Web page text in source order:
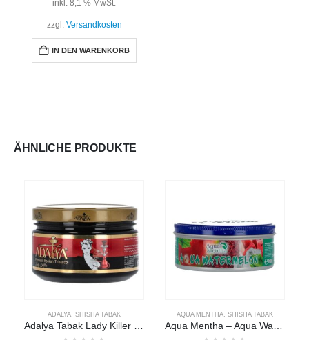
inkl. 8,1 % MwSt.
zzgl. Versandkosten
IN DEN WARENKORB
ÄHNLICHE PRODUKTE
ADALYA, SHISHA TABAK
Adalya Tabak Lady Killer 200g
AQUA MENTHA, SHISHA TABAK
Aqua Mentha – Aqua Watermelon 200g